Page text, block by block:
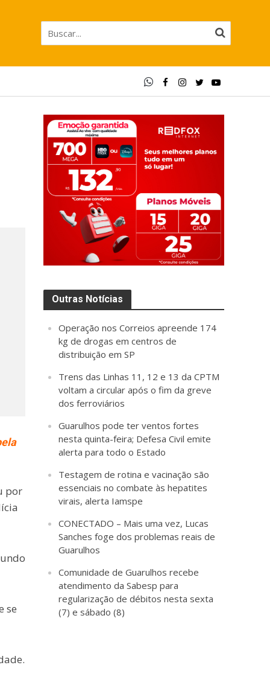
por
se
Outras Notícias
Operação nos Correios apreende 174
kg de drogas em centros de
distribuição em SP
Trens das Linhas 11, 12 e 13 da CPTM
voltam a circular após o fim da greve
dos ferroviários
Guarulhos pode ter ventos fortes
nesta quinta-feira; Defesa Civil emite
alerta para todo o Estado
Testagem de rotina e vacinação são
essenciais no combate às hepatites
virais, alerta Iamspe
CONECTADO – Mais uma vez, Lucas
Sanches foge dos problemas reais de
Guarulhos
Comunidade de Guarulhos recebe
atendimento da Sabesp para
regularização de débitos nesta sexta
(7) e sábado (8)